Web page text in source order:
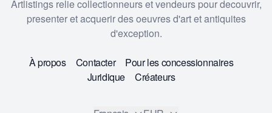
Artlistings relie collectionneurs et vendeurs pour decouvrir,
presenter et acquerir des oeuvres d'art et antiquites
d'exception.
À propos Contacter
Pour les concessionnaires
Juridique
Créateurs